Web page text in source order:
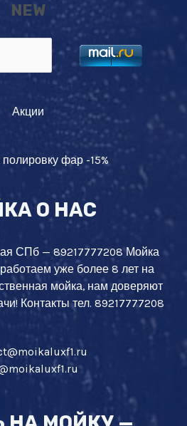
NEW
Акции
фар -15%
О НАС
СПб — 89217777208 Мойка
уже более 8 лет на
мойка, нам доверяют
Контакты тел. 89217777208